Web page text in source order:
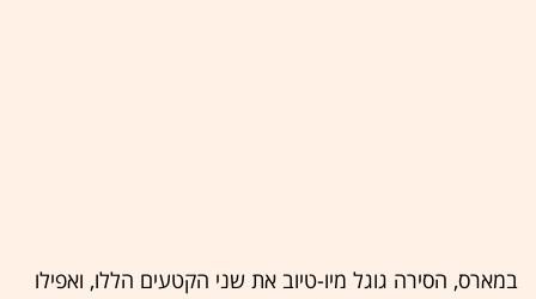
במארס, הסירה גוגל מיו-טיוב את שני הקטעים הללו, ואפילו